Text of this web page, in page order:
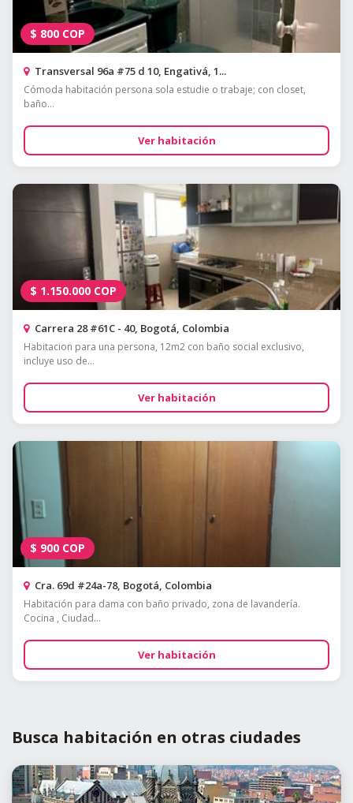
$ 800 COP
Transversal 96a #75 d 10, Engativá, 1...
Cómoda habitación persona sola estudie o trabaje; con closet,
baño...
Ver habitación
$ 1.150.000 COP
Carrera 28 #61C - 40, Bogotá, Colombia
Habitacion para una persona, 12m2 con baño social exclusivo,
incluye uso de...
Ver habitación
$ 900 COP
Cra. 69d #24a-78, Bogotá, Colombia
Habitación para dama con baño privado, zona de lavandería.
Cocina , Ciudad...
Ver habitación
Busca habitación en otras ciudades